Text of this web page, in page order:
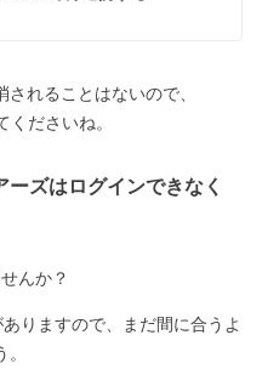
れることはないので、
ださいね。
ズはログインできなく
んか？
ありますので、まだ間に合うよ